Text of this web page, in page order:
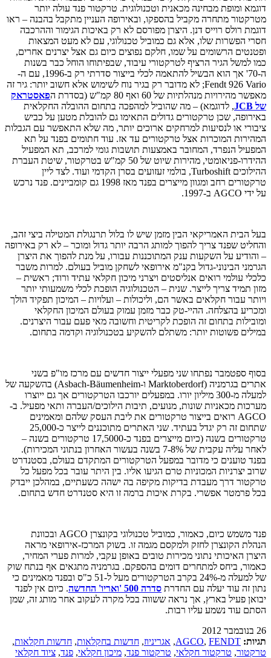
דוגמא ומופת מבחינה מכאנית וטכנולוגית. טרקטור פנד עולה יותר
מטרקטור מתחרה מקביל בהספקו, ובאירופה העניין מתקבל בהבנה – ראו
דוגמת רולס רוייס דנן. היצרן מפורסם לא רק באיכות הגימור וההרכבה
חסרי הפשרות שלו, אלא גם כמוביל טכנולוגי, עם לא מעט המצאות
ופטנטים הרשומים על שמו, חלקם נפוצים כיום גם אצל יצרנים אחרים,
כמו למשל הגיר הרציף לטרקטורי עיבוד, שבפיתוחו הוחל כבר בשנות
ה-70' אך הוא הבשיל להתאמה לכלי בייצור סדרתי רק ב-1996, עם ה-
Fendt 926 Vario; לא מדובר רק בגיר נוח לשימוש אלא חשוב יותר: גיר זה
מאפשר מהירויות מנהלתיות של 60 ואף 80 קמ"ש (בסדרת ה
פאסטראק
של JCB
, לדוגמא) – מה שהוביל למהפכה בתחום ההובלה החקלאית
באירופה, שכן טרקטורים גדולים התאימו גם להובלת מטען על כביש
ציבורי או לנסיעות למרחקים ארוכים יותר, מה שלא התאפשר עם הגבלות
המהירות המוכרות אצל טרקטורים עד אז. עוד חתומים בפנד על תא
המפעיל הנפרד, המחובר באמצעות תושבות גומי למרכב, תא המפעיל
ההידרו-פניאומטי, מהירות שיוט של 50 קמ"ש בטרקטור, שיטת העברת
ההילוכים Turboshift, בולמי זעזועים בסרן הקדמי ועוד. לצד ליין
טרקטורים רחב ומגוון מייצרים בפנד מאז 1998 גם קומביינים. פנד נרכש
על ידי AGCO ב-1997.
בעל הבית האמריקאי הבין מזמן שיש לו בלול תרנגולת המטילה ביצי זהב,
והחליט שפנד צריך להפוך למותג הרבה יותר גדול ומוכר – לא רק באירופה
– והודיע על השקעות ענק המתוכננות עבורו, על מנת להפוך את היצרן
הגרמני הבינוני-גדול בקנ"מ אירופאי לשחקן מוביל בעולם. למרות משבר
כלכלי עולמי רואים אנליסטים ויצרני מיכון חקלאי עתיד ורוד; ראשית –
מזון תמיד צריך לייצר. שנית – הטכנולוגיה הופכת לכלי משמעותי יותר
ויותר עבור חקלאים באשר הם, וליכולות – ועלויות – המיכון תפקיד הולך
ומכריע בהצלחה. ההיי-טק כבר מזמן עמוק בעולם המיכון החקלאי
ומובילות בתחום זה הופכת לקריטית וחשובה מאי פעם עבור היצרנים.
במילים פשוטות יותר: משתלם להשקיע בטכנולוגיה וקדמה בתחום.
בסוף ספטמבר נפתחו שני מפעלי ייצור חדשים עם מרכז מו"פ בשני
אתרים בגרמניה (Marktoberdorf ו-Asbach-Bäumenheim) בהשקעה של
למעלה מ-300 מיליון יורו. במפעלים יורכבו הטרקטורים אך גם ייוצרו
מערכות מכאניות שונות, מנועים, תיבות הילוכים/העברה ותאי מפעיל. ב-
AGCO רואים בייצור טרקטורים את ליבת העסק שלהם ומאמינים
שתחום זה רק יגדל בעתיד. שני האתרים מתוכננים לייצר כ-25,000
טרקטורים בשנה (כיום מייצרים בפנד כ-17,5000 טרקטורים בשנה –
לאחר עליה עקבית של 7-8% בשנה בעשור האחרון בנתוני המכירות).
בפנד טוענים כי מדובר במפעל הטרקטורים המתקדם בעולם, בסטנדרט
שרוב יצרניות המכוניות טרם הגיעו אליו. בין היתר עובר בכל מפעל כל
טרקטור דרך מעבדת בדיקות מקיפה בה ישהה כשעתיים, במהלכן ייבדק
בכל פרמטר אפשרי. בקרת איכות ברמה זו היא סטנדרט חדש בתחום.
פנד משמש כיום, כאמור, כמוביל טכנולוגי בקונצרן AGCO ובכוונת
הנהלת הקונצרן לחזק ולמקסם מגמה זו. בשוק המרכז-אירופאי מראה
היצרן האיכותי נתוני מכירות טובים באופן עקבי, למרות פערי המחיר,
כאמור, ביחס למתחרים דומים בהספקם. בגרמניה מתגאים אף בנתח שוק
של למעלה מ-24% בקרב הטרקטורים מעל ל-51 כ"ס ובפנד מאמינים כי
נתון זה עוד יעלה עם החדרת סדרה 500 'ואריו' החדשה
. כיום אין לפנד
יבואן פעיל בארץ, אך נראה ששווה בכל מקרה לעקוב אחר מותג זה, שמן
הסתם עוד נשמע עליו רבות.
26 בנובמבר 2012
תגיות:
AGCO, FENDT
, אגריניוז, חדשות בחקלאות, חדשות חקלאות,
טרקטור, טרקטור חקלאי, טרקטור פנד, מיכון חקלאי, פנד, ציוד חקלאי